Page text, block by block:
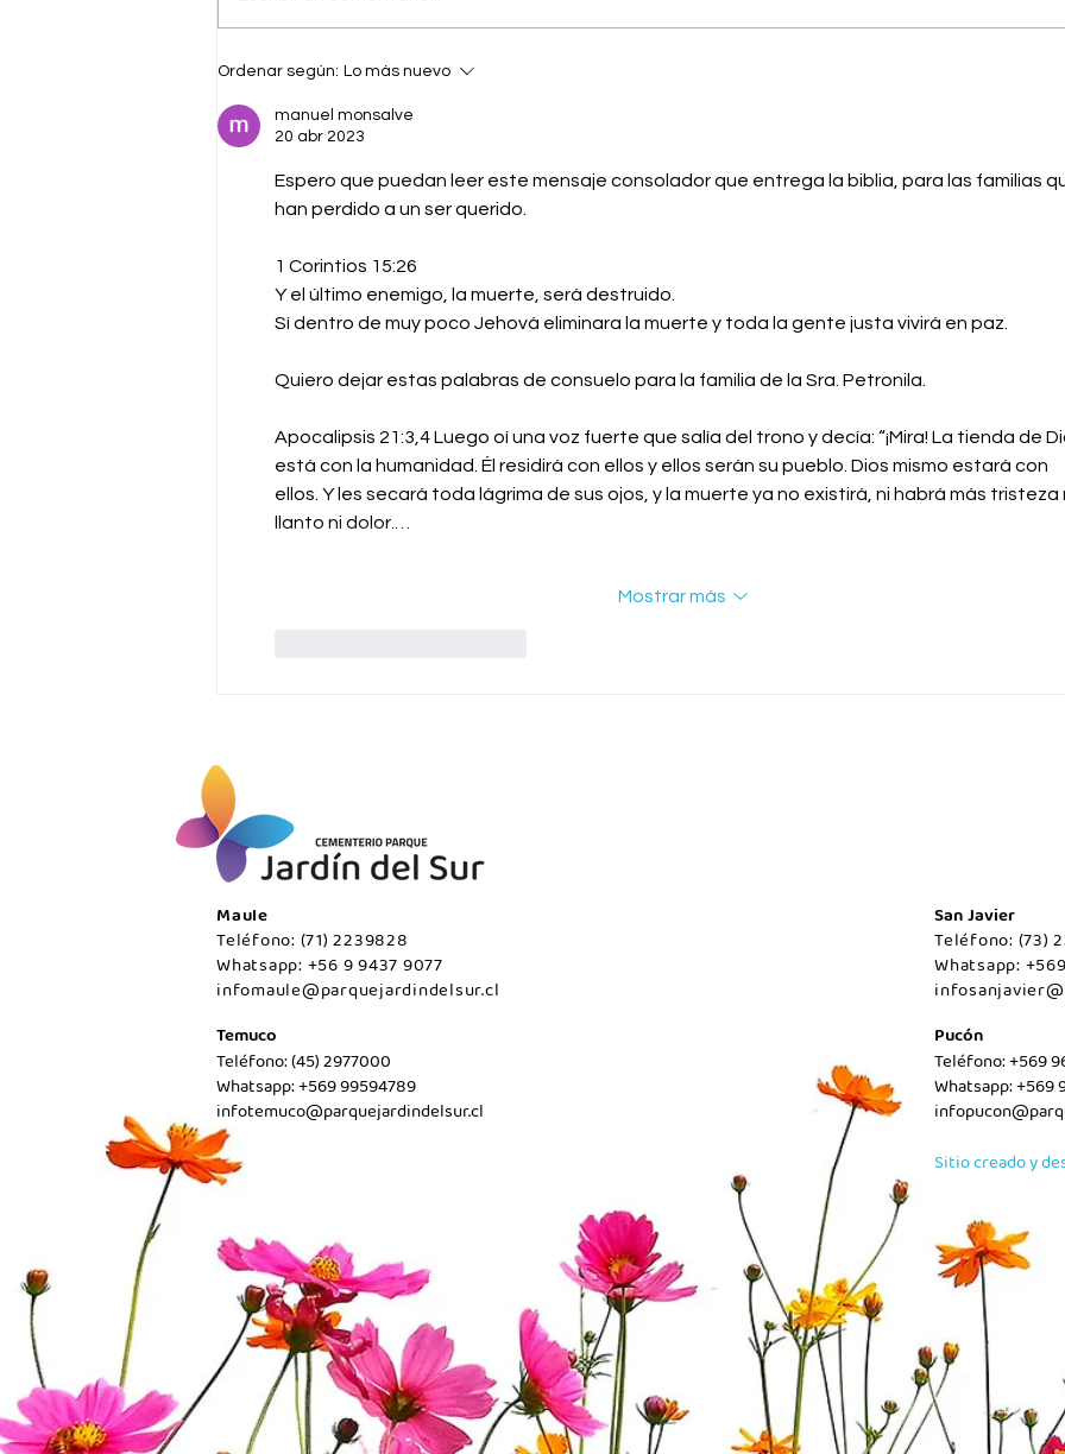
Ordenar según: Lo más nuevo
manuel monsalve
20 abr 2023
Espero que puedan leer este mensaje consolador que entrega la biblia, para las familias
han perdido a un ser querido.
1 Corintios 15:26
Y el último enemigo, la muerte, será destruido.
Sí dentro de muy poco Jehová eliminara la muerte y toda la gente justa vivirá en paz.
Quiero dejar estas palabras de consuelo para la familia de la Sra. Petronila.
Apocalipsis 21:3,4 Luego oí una voz fuerte que salía del trono y decía: “¡Mira! La tienda de
está con la humanidad. Él residirá con ellos y ellos serán su pueblo. Dios mismo estará con
ellos. Y les secará toda lágrima de sus ojos, y la muerte ya no existirá, ni habrá más tristeza
llanto ni dolor.…
Mostrar más
Maule
Teléfono: (71) 2239828
Whatsapp: +56 9 9437 9077
infomaule@parquejardindelsur.cl
Temuco
Teléfono: (45) 2977000
Whatsapp: +569 99594789
infotemuco@parquejardindelsur.cl
San Javier
Teléfono: (73)
Whatsapp:
Pucón
Teléfono: +569
Whatsapp: +569
Sitio creado y